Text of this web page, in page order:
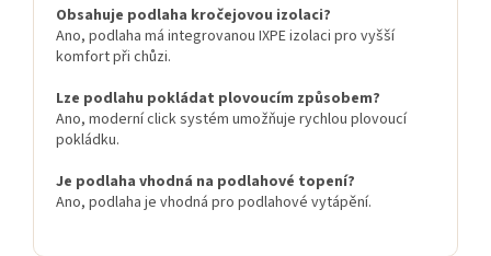
Obsahuje podlaha kročejovou izolaci?
Ano, podlaha má integrovanou IXPE izolaci pro vyšší
komfort při chůzi.
Lze podlahu pokládat plovoucím způsobem?
Ano, moderní click systém umožňuje rychlou plovoucí
pokládku.
Je podlaha vhodná na podlahové topení?
Ano, podlaha je vhodná pro podlahové vytápění.